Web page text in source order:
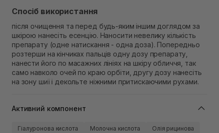
Спосіб використання
після очищення та перед будь-яким іншим доглядом за
шкірою нанесіть есенцію. Наносити невелику кількість
препарату (одне натискання - одна доза). Попередньо
розтерши на кінчиках пальців одну дозу препарату,
нанести його по масажних лініях на шкіру обличчя, так
само навколо очей по краю орбіти, другу дозу нанесіть
на зону шиї і декольте ніжними притискаючими рухами.
Активний компонент
Гіалуронова кислота Молочна кислота
Олія рицинова